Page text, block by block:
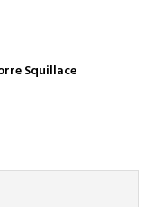
Squillace